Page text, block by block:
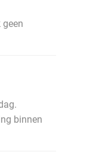
binnen